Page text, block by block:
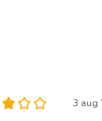
3 aug